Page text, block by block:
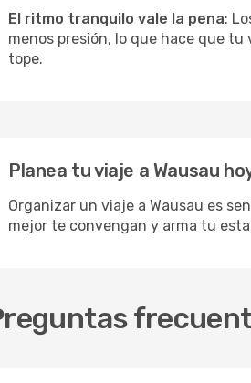
El ritmo tranquilo vale la pena:
menos presión, lo que hace que
tope.
Planea tu viaje a Wausau
Organizar un viaje a Wausau es
mejor te convengan y arma tu